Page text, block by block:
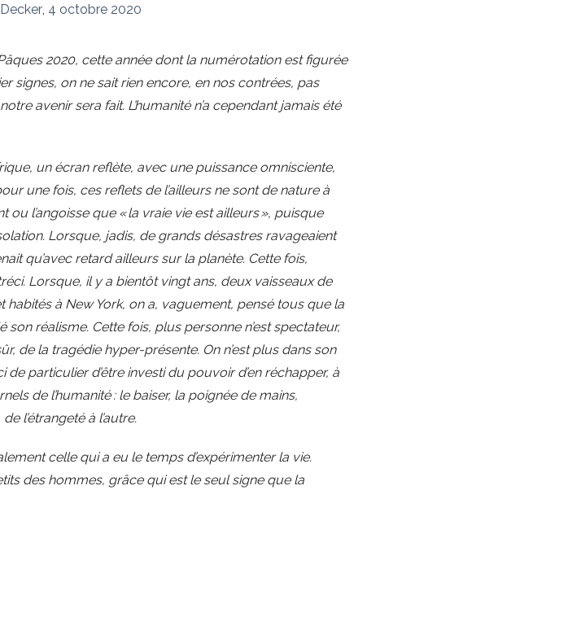
4 octobre 2020
2020, cette année dont la numérotation est figurée
signes, on ne sait rien encore, en nos contrées, pas
avenir sera fait. L’humanité n’a cependant jamais été
un écran reflète, avec une puissance omnisciente,
une fois, ces reflets de l’ailleurs ne sont de nature à
ou l’angoisse que « la vraie vie est ailleurs », puisque
Lorsque, jadis, de grands désastres ravageaient
qu’avec retard ailleurs sur la planète. Cette fois,
Lorsque, il y a bientôt vingt ans, deux vaisseaux de
habités à New York, on a, vaguement, pensé tous que la
réalisme. Cette fois, plus personne n’est spectateur,
de la tragédie hyper-présente. On n’est plus dans son
particulier d’être investi du pouvoir d’en réchapper, à
de l’humanité : le baiser, la poignée de mains,
l’étrangeté à l’autre.
celle qui a eu le temps d’expérimenter la vie.
des hommes, grâce qui est le seul signe que la